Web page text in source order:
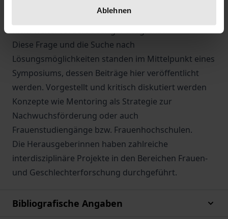
Ablehnen
es ein so großes Potential an Hochqualifizierten
nicht weiter fördert oder gar ausgrenzt?
Diese Frage und die Suche nach
Lösungsmöglichkeiten standen im Mittelpunkt eines
Symposiums, dessen Beiträge hier veröffentlicht
werden. Vorgestellt und kritisch diskutiert werden
Konzepte wie Mentoring als Strategie zur
Nachwuchsförderung oder auch
Frauenstudiengänge bzw. Frauenhochschulen.
Die Herausgeberinnen haben zahlreiche
interdisziplinäre Projekte in den Bereichen Frauen-
und Geschlechterforschung durchgeführt.
Bibliografische Angaben